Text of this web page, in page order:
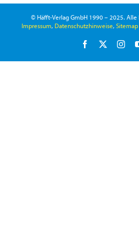
© Häfft-Verlag GmbH 1990 – 2025.
Impressum, Datenschutzhinweise,Sitemap
Facebook